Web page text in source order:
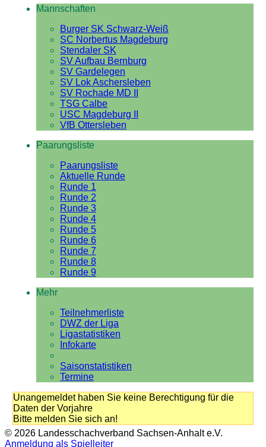
Mannschaften
Burger SK Schwarz-Weiß
SC Norbertus Magdeburg
Stendaler SK
SV Aufbau Bernburg
SV Gardelegen
SV Lok Aschersleben
SV Rochade MD II
TSG Calbe
USC Magdeburg II
VfB Ottersleben
Paarungsliste
Paarungsliste
Aktuelle Runde
Runde 1
Runde 2
Runde 3
Runde 4
Runde 5
Runde 6
Runde 7
Runde 8
Runde 9
Mehr
Teilnehmerliste
DWZ der Liga
Ligastatistiken
Infokarte
Saisonstatistiken
Termine
Unangemeldet haben Sie keine Berechtigung für die
Daten der Vorjahre
Bitte melden Sie sich an!
© 2026 Landesschachverband Sachsen-Anhalt e.V.
Anmeldung als Spielleiter